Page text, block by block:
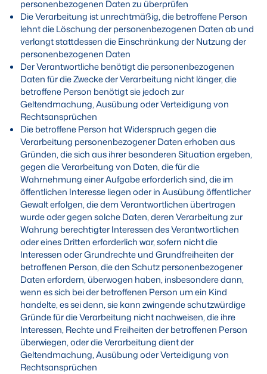
personenbezogenen Daten zu überprüfen
Die Verarbeitung ist unrechtmäßig, die betroffene Person
lehnt die Löschung der personenbezogenen Daten ab und
verlangt stattdessen die Einschränkung der Nutzung der
personenbezogenen Daten
Der Verantwortliche benötigt die personenbezogenen
Daten für die Zwecke der Verarbeitung nicht länger, die
betroffene Person benötigt sie jedoch zur
Geltendmachung, Ausübung oder Verteidigung von
Rechtsansprüchen
Die betroffene Person hat Widerspruch gegen die
Verarbeitung personenbezogener Daten erhoben aus
Gründen, die sich aus ihrer besonderen Situation ergeben,
gegen die Verarbeitung von Daten, die für die
Wahrnehmung einer Aufgabe erforderlich sind, die im
öffentlichen Interesse liegen oder in Ausübung öffentlicher
Gewalt erfolgen, die dem Verantwortlichen übertragen
wurde oder gegen solche Daten, deren Verarbeitung zur
Wahrung berechtigter Interessen des Verantwortlichen
oder eines Dritten erforderlich war, sofern nicht die
Interessen oder Grundrechte und Grundfreiheiten der
betroffenen Person, die den Schutz personenbezogener
Daten erfordern, überwogen haben, insbesondere dann,
wenn es sich bei der betroffenen Person um ein Kind
handelte, es sei denn, sie kann zwingende schutzwürdige
Gründe für die Verarbeitung nicht nachweisen, die ihre
Interessen, Rechte und Freiheiten der betroffenen Person
überwiegen, oder die Verarbeitung dient der
Geltendmachung, Ausübung oder Verteidigung von
Rechtsansprüchen